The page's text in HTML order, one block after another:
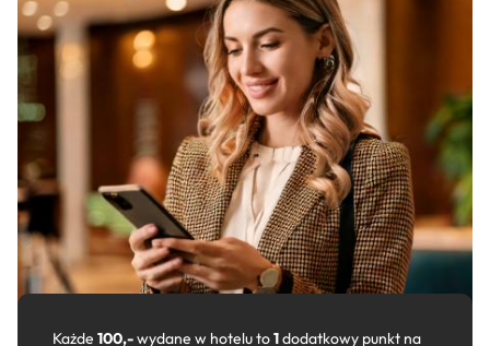
Każde 100,-wydane w hotelu to1dodatkowy punkt na